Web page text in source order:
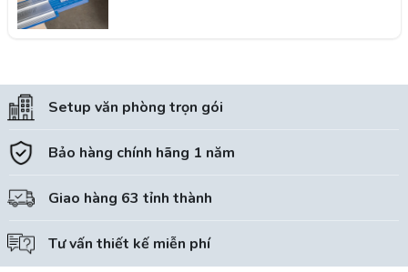
Setup văn phòng trọn gói
Bảo hàng chính hãng 1 năm
Giao hàng 63 tỉnh thành
Tư vấn thiết kế miễn phí